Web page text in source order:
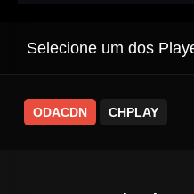
Selecione um dos
ODACDN CHPLAY